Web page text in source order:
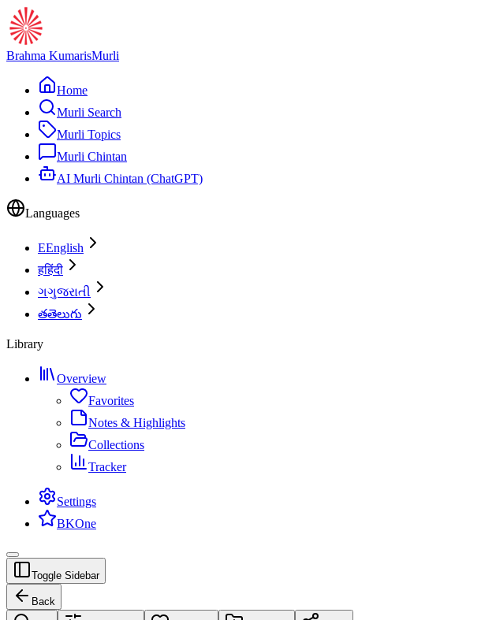
Brahma KumarisMurli
Home
Murli Search
Murli Topics
Murli Chintan
AI Murli Chintan (ChatGPT)
Languages
EEnglish
हहिंदी
ગગુજરાતી
తతెలుగు
Library
Overview
Favorites
Notes & Highlights
Collections
Tracker
Settings
BKOne
Toggle Sidebar
Back